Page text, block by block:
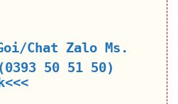
Chat Zalo Ms.
50 51 50)